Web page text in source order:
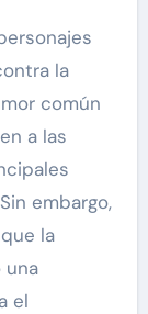
la
común
a las
embargo,
la
una
el